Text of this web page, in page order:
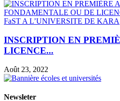
INSCRIPTION EN
LICENCE...
Août 23, 2022
Newsleter